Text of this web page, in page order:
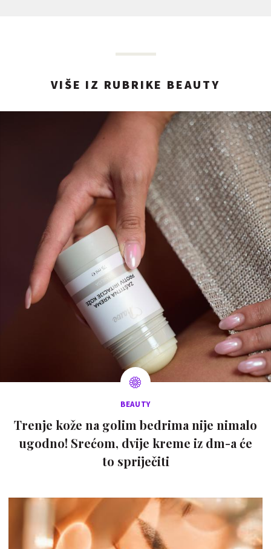
VIŠE IZ RUBRIKE BEAUTY
BEAUTY
Trenje kože na golim bedrima nije nimalo
ugodno! Srećom, dvije kreme iz dm-a će
to spriječiti